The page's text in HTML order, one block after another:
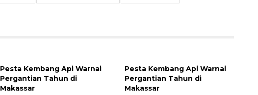
Pesta Kembang Api Warnai
Pergantian Tahun di
Makassar
Pesta Kembang Api Warnai
Pergantian Tahun di
Makassar